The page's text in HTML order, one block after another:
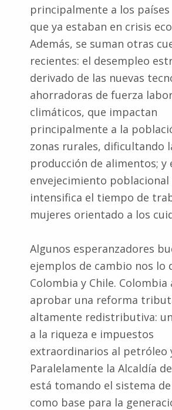
principalmente a los
que ya estaban en crisis
Además, se suman otras
recientes: el desempleo
derivado de las nuevas
ahorradoras de fuerza
climáticos, que impactan
principalmente a la
zonas rurales, dificultando
producción de alimentos; y
envejecimiento poblacional
intensifica el tiempo de
mujeres orientado a los
Algunos esperanzadores
ejemplos de cambio nos lo
Colombia y Chile. Colombia
aprobar una reforma
altamente redistributiva:
a la riqueza e impuestos
extraordinarios al petróleo
Paralelamente la Alcaldía
está tomando el sistema
como base para la